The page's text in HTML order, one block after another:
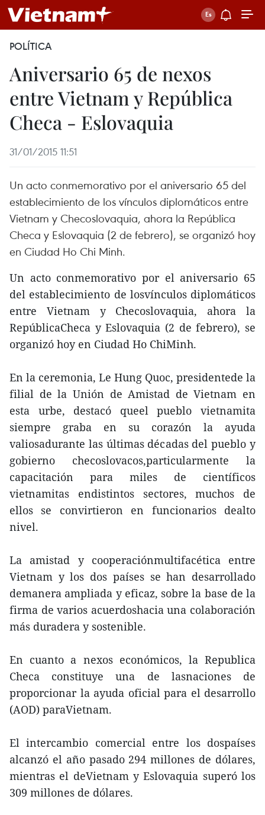
POLÍTICA
Aniversario 65 de nexos
entre Vietnam y República
Checa - Eslovaquia
31/01/2015 11:51
Un acto conmemorativo por el aniversario 65 del
establecimiento de los vínculos diplomáticos entre
Vietnam y Checoslovaquia, ahora la República
Checa y Eslovaquia (2 de febrero), se organizó hoy
en Ciudad Ho Chi Minh.
Un acto conmemorativo por el aniversario 65
del establecimiento de losvínculos diplomáticos
entre Vietnam y Checoslovaquia, ahora la
RepúblicaCheca y Eslovaquia (2 de febrero), se
organizó hoy en Ciudad Ho ChiMinh.
En la ceremonia, Le Hung Quoc, presidentede la
filial de la Unión de Amistad de Vietnam en
esta urbe, destacó queel pueblo vietnamita
siempre graba en su corazón la ayuda
valiosadurante las últimas décadas del pueblo y
gobierno checoslovacos,particularmente la
capacitación para miles de científicos
vietnamitas endistintos sectores, muchos de
ellos se convirtieron en funcionarios dealto
nivel.
La amistad y cooperaciónmultifacética entre
Vietnam y los dos países se han desarrollado
demanera ampliada y eficaz, sobre la base de la
firma de varios acuerdoshacia una colaboración
más duradera y sostenible.
En cuanto a nexos económicos, la Republica
Checa constituye una de lasnaciones de
proporcionar la ayuda oficial para el desarrollo
(AOD) paraVietnam.
El intercambio comercial entre los dospaíses
alcanzó el año pasado 294 millones de dólares,
mientras el deVietnam y Eslovaquia superó los
309 millones de dólares.